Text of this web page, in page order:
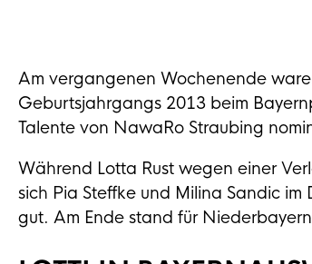
Am vergangenen Wochenende
Geburtsjahrgangs 2013 beim
Talente von NawaRo Straubing
Während Lotta Rust wegen einer
sich Pia Steffke und Milina Sandic
gut. Am Ende stand für